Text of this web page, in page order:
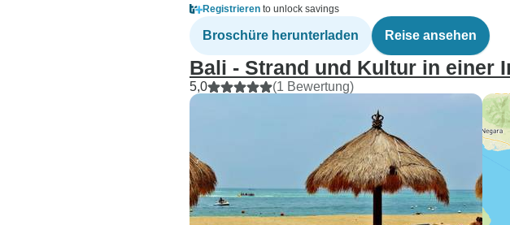
Registrieren to unlock savings
Broschüre herunterladen Reise ansehen
Bali - Strand und Kultur in einer
5,0 (1 Bewertung)